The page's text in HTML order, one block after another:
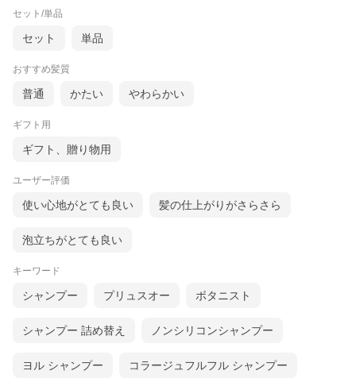
セット/単品
セット 単品
おすすめ髪質
普通 かたい やわらかい
ギフト用
ギフト、贈り物用
ユーザー評価
使い心地がとても良い 髪の仕上がりがさらさら
泡立ちがとても良い
キーワード
シャンプー プリュスオー ボタニスト
シャンプー 詰め替え ノンシリコンシャンプー
ヨル シャンプー コラージュフルフル シャンプー